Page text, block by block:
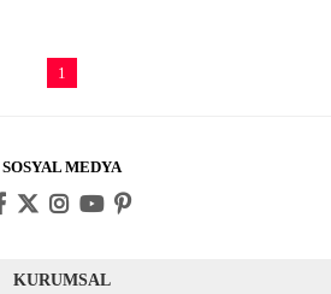
1
SOSYAL MEDYA
KURUMSAL